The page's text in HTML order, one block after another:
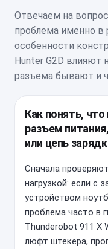
Отвечаем на
проблема именно в
особенности
Hunter G2D влияют
разъема бывают и
Как понять,
разъем
или цепь
Сначала
нагрузкой: если с
устройством
проблема часто в
Thunderobot 911 X
люфт штекера,